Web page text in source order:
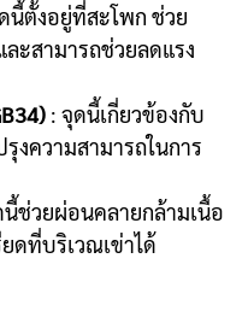
นี้ตั้งอยู่ที่สะโพก ช่วย
ละสามารถช่วยลดแรง
: จุดนี้เกี่ยวข้องกับ
งความสามารถในการ
นี้ช่วยผ่อนคลายกล้ามเนื้อ
ดที่บริเวณเข่าได้